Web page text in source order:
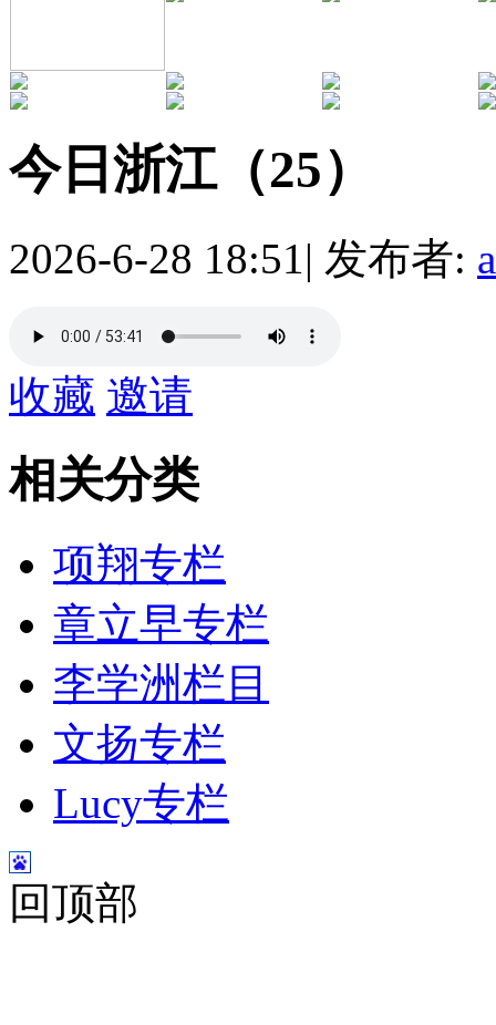
今日浙江（25）
2026-6-28 18:51| 发布者:
收藏 邀请
相关分类
项翔专栏
章立早专栏
李学洲栏目
文扬专栏
Lucy专栏
回顶部